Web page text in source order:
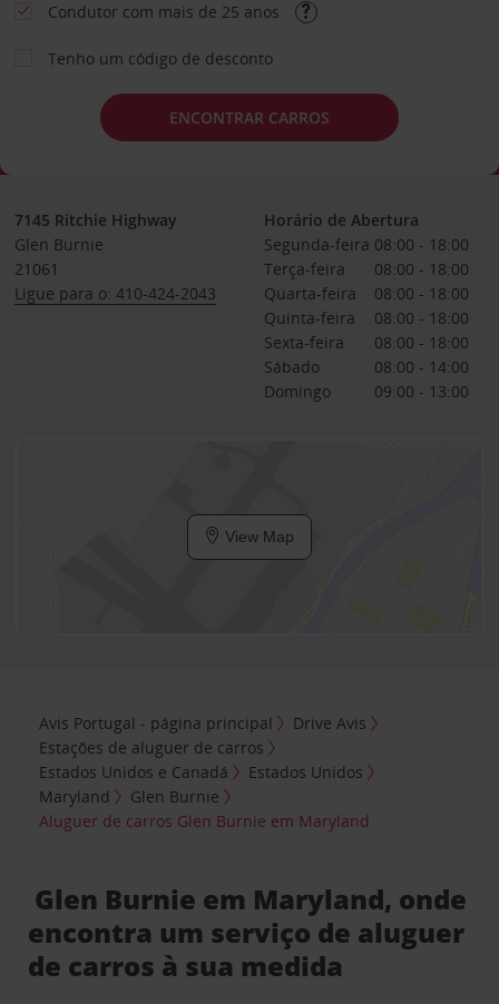
Condutor com mais de 25 anos
Tenho um código de desconto
ENCONTRAR CARROS
7145 Ritchie Highway
Glen Burnie
21061
Ligue para o: 410-424-2043
Horário de Abertura
Segunda-feira 08:00 - 18:00
Terça-feira
08:00 - 18:00
Quarta-feira
08:00 - 18:00
Quinta-feira
08:00 - 18:00
Sexta-feira
08:00 - 18:00
Sábado
08:00 - 14:00
Domingo
09:00 - 13:00
View Map
Avis Portugal - página principal
Drive Avis
Estações de aluguer de carros
Estados Unidos e Canadá
Estados Unidos
Maryland
Glen Burnie
Aluguer de carros Glen Burnie em Maryland
Glen Burnie em Maryland, onde
encontra um serviço de aluguer
de carros à sua medida